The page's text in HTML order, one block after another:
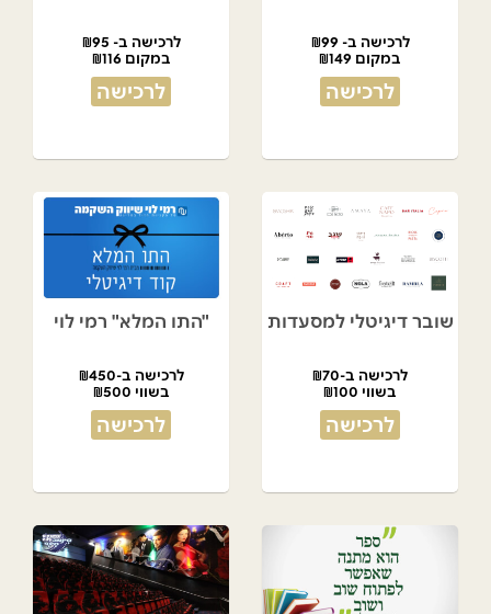
לרכישה ב- ₪99
במקום ₪149
לרכישה
לרכישה ב- ₪95
במקום ₪116
לרכישה
שובר דיגיטלי למסעדות
לרכישה ב-₪70
בשווי ₪100
לרכישה
"התו המלא" רמי לוי
לרכישה ב-₪450
בשווי ₪500
לרכישה